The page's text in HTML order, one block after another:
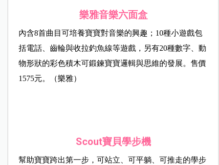
樂雅音樂六面盒
內含8首曲目可培養寶寶對音樂的興趣；10種小遊戲包
括電話、齒輪與收拉釣魚線等遊戲，另有20種數字、動
物形狀的彩色積木可鍛鍊寶寶邏輯與思維的發展。售價
1575元。（樂雅）
Scout寶貝學步機
幫助寶寶跨出第一步，可站立、可平躺、可推走的學步